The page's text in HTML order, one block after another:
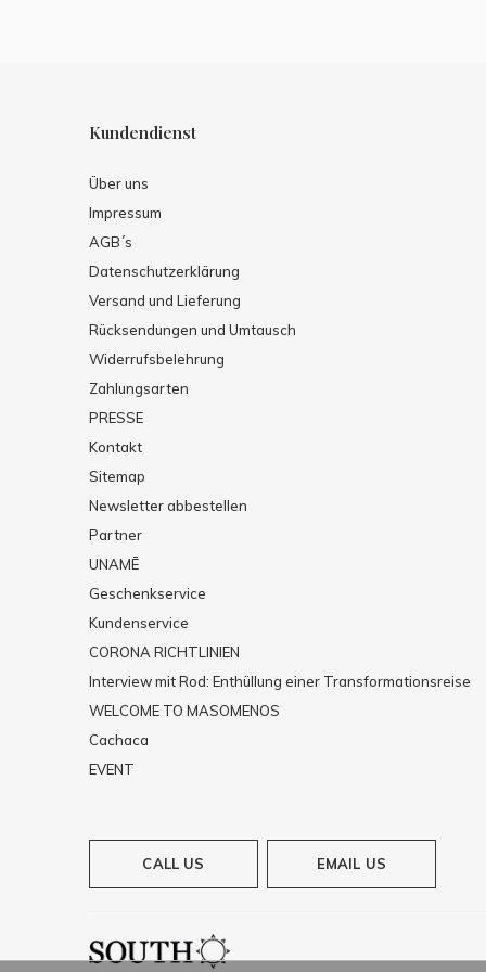
Kundendienst
Über uns
Impressum
AGB´s
Datenschutzerklärung
Versand und Lieferung
Rücksendungen und Umtausch
Widerrufsbelehrung
Zahlungsarten
PRESSE
Kontakt
Sitemap
Newsletter abbestellen
Partner
UNAMĒ
Geschenkservice
Kundenservice
CORONA RICHTLINIEN
Interview mit Rod: Enthüllung einer Transformationsreise
WELCOME TO MASOMENOS
Cachaca
EVENT
CALL US EMAIL US